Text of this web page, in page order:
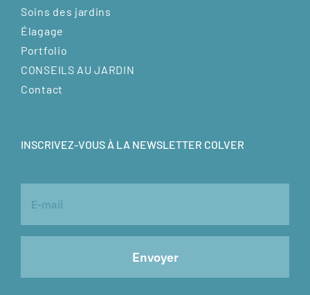
Soins des jardins
Élagage
Portfolio
CONSEILS AU JARDIN
Contact
INSCRIVEZ-VOUS À LA NEWSLETTER COLVER